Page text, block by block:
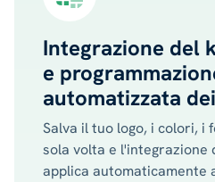
Integrazione del
e
automatizzata
Salva il tuo logo, i colori, i
sola volta e l'integrazione
applica automaticamente